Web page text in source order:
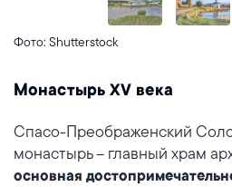
Фото: Shutterstock
Монастырь XV века
Спасо-Преображенский
монастырь – главный храм
основная